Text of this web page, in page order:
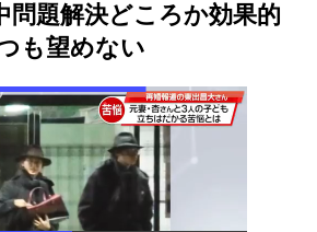
題解決どころか効果的
も望めない